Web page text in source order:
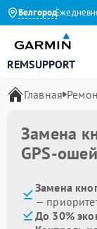
БелгородЕжедневно с
REMSUPPORT
Главная
Замена
GPS-
Замена
—
До 30%